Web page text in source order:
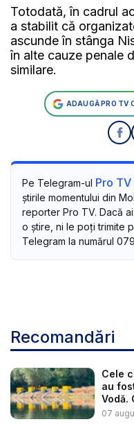
Totodată, în cadrul
a stabilit că
ascunde în stânga
în alte cauze penale
similare.
ADAUGĂ PRO TV
Pe Telegram-ul Pro TV
știrile momentului din
reporter Pro TV. Dacă
o știre, ni le poți trimite
Telegram la numărul
Recomandări
Cele
au
Vodă.
07